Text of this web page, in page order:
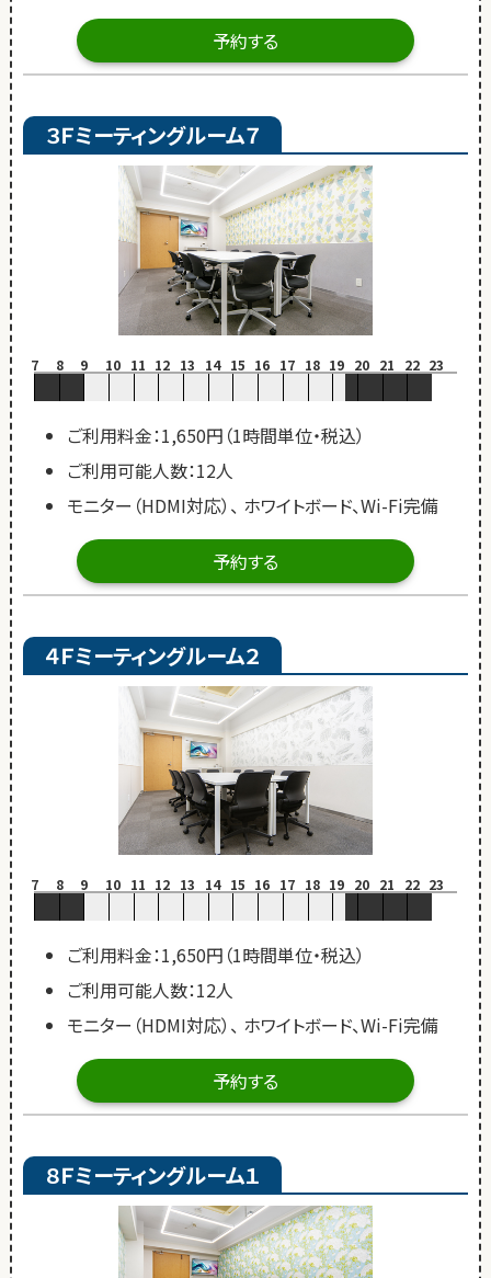
予約する
３Ｆミーティングルーム７
7 8 9 10 11 12 13 14 15 16 17 18 19 20 21 22 23
ご利用料金：1,650円（1時間単位・税込）
ご利用可能人数：12人
モニター（HDMI対応）、 ホワイトボード、Wi-Fi完備
予約する
４Ｆミーティングルーム２
7 8 9 10 11 12 13 14 15 16 17 18 19 20 21 22 23
ご利用料金：1,650円（1時間単位・税込）
ご利用可能人数：12人
モニター（HDMI対応）、 ホワイトボード、Wi-Fi完備
予約する
８Ｆミーティングルーム１